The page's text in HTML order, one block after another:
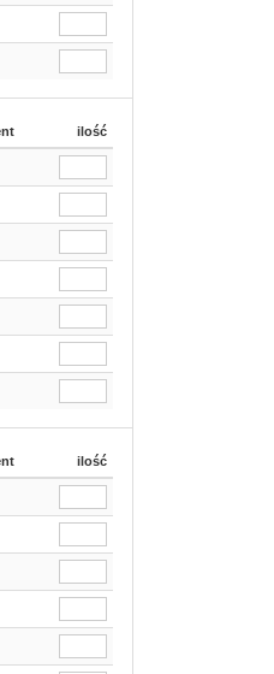
ilość
ilość